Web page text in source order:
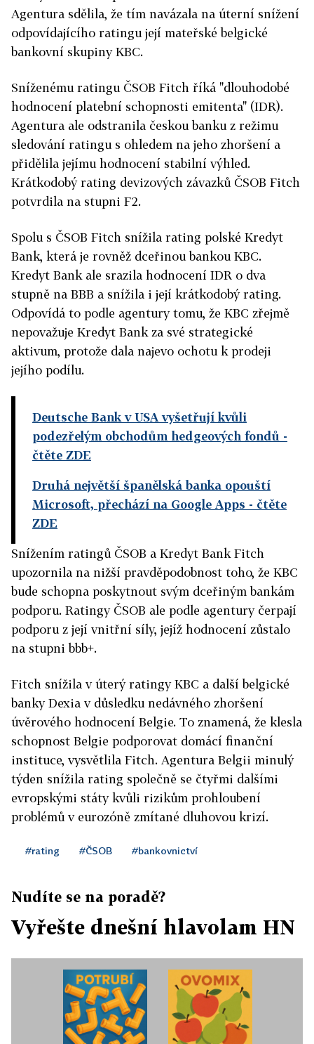
Agentura sdělila, že tím navázala na úterní snížení
odpovídajícího ratingu její mateřské belgické
bankovní skupiny KBC.
Sníženému ratingu ČSOB Fitch říká "dlouhodobé
hodnocení platební schopnosti emitenta" (IDR).
Agentura ale odstranila českou banku z režimu
sledování ratingu s ohledem na jeho zhoršení a
přidělila jejímu hodnocení stabilní výhled.
Krátkodobý rating devizových závazků ČSOB Fitch
potvrdila na stupni F2.
Spolu s ČSOB Fitch snížila rating polské Kredyt
Bank, která je rovněž dceřinou bankou KBC.
Kredyt Bank ale srazila hodnocení IDR o dva
stupně na BBB a snížila i její krátkodobý rating.
Odpovídá to podle agentury tomu, že KBC zřejmě
nepovažuje Kredyt Bank za své strategické
aktivum, protože dala najevo ochotu k prodeji
jejího podílu.
Deutsche Bank v USA vyšetřují kvůli
podezřelým obchodům hedgeových fondů -
čtěte ZDE
Druhá největší španělská banka opouští
Microsoft, přechází na Google Apps - čtěte
ZDE
Snížením ratingů ČSOB a Kredyt Bank Fitch
upozornila na nižší pravděpodobnost toho, že KBC
bude schopna poskytnout svým dceřiným bankám
podporu. Ratingy ČSOB ale podle agentury čerpají
podporu z její vnitřní síly, jejíž hodnocení zůstalo
na stupni bbb+.
Fitch snížila v úterý ratingy KBC a další belgické
banky Dexia v důsledku nedávného zhoršení
úvěrového hodnocení Belgie. To znamená, že klesla
schopnost Belgie podporovat domácí finanční
instituce, vysvětlila Fitch. Agentura Belgii minulý
týden snížila rating společně se čtyřmi dalšími
evropskými státy kvůli rizikům prohloubení
problémů v eurozóně zmítané dluhovou krizí.
#rating #ČSOB #bankovnictví
Nudíte se na poradě?
Vyřešte dnešní hlavolam HN